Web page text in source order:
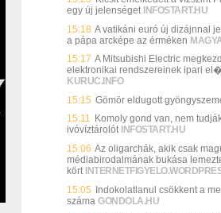
egy új jelenséget INFOSTART.HU
15:18 A vatikáni euró új dizájnnal
a pápa arcképe az érméken
15:17 A Mitsubishi Electric
elektronikai rendszereinek ipari
KURUC.INFO
15:15 Gömör eldugott
15:11 Komoly gond van, nem
ivóvíztárolót INFOSTART.HU
15:06 Az oligarchák, akik csak
médiabirodalmának bukása
kört
15:05 Indokolatlanul csökkent a
száma GONDOLA.HU